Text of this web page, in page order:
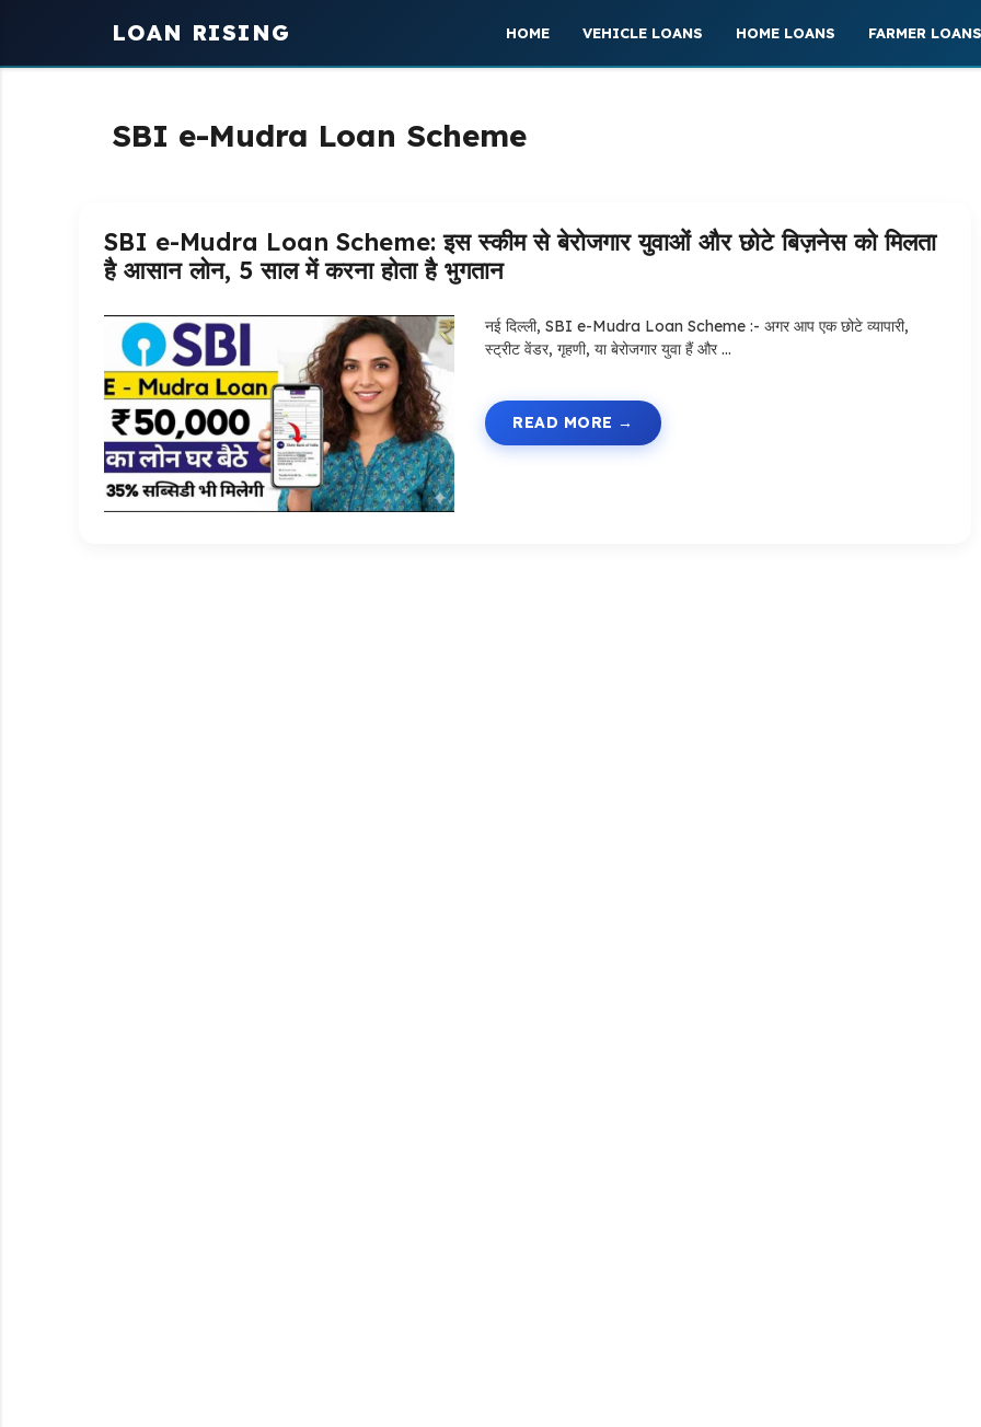
LOAN RISING HOME VEHICLE LOANS HOME LOANS FARMER LOANS
SBI e-Mudra Loan Scheme
SBI e-Mudra Loan Scheme: इस स्कीम से बेरोजगार युवाओं और छोटे बिज़नेस को मिलता
है आसान लोन, 5 साल में करना होता है भुगतान
नई दिल्ली, SBI e-Mudra Loan Scheme :- अगर आप एक छोटे व्यापारी,
स्ट्रीट वेंडर, गृहणी, या बेरोजगार युवा हैं और …
READ MORE